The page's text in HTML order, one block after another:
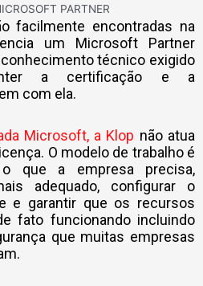
facilmente encontradas na
um Microsoft Partner
técnico exigido
a certificação e a
com ela.
Microsoft, a Klop não atua
O modelo de trabalho é
o que a empresa precisa,
adequado, configurar o
e garantir que os recursos
fato funcionando incluindo
que muitas empresas